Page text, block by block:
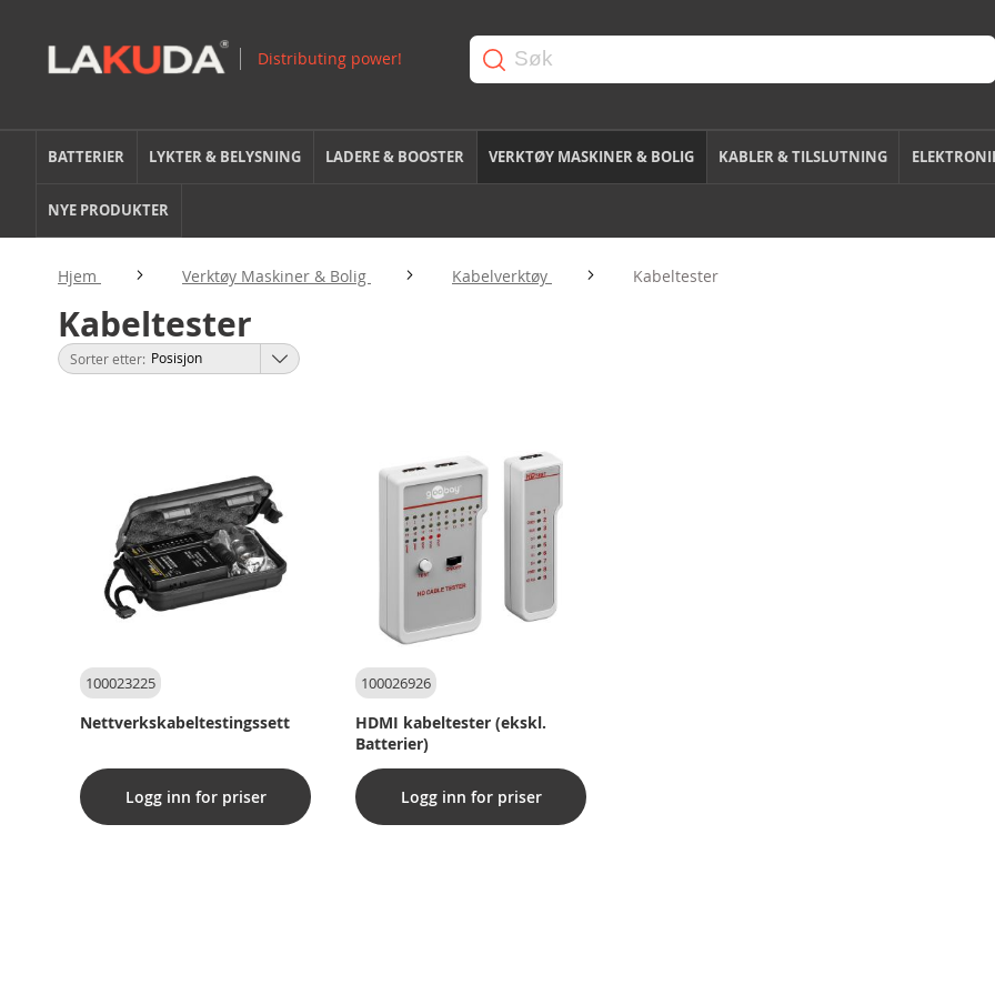
BATTERIER LYKTER & BELYSNING LADERE & BOOSTER VERKTØY MASKINER & BOLIG KABLER & TILSLUTNING
NYE PRODUKTER
Hjem Verktøy Maskiner & Bolig Kabelverktøy Kabeltester
Kabeltester
Sorter etter
100023225
Nettverkskabeltestingssett
Logg inn for priser
100026926
HDMI kabeltester (ekskl.
Batterier)
Logg inn for priser